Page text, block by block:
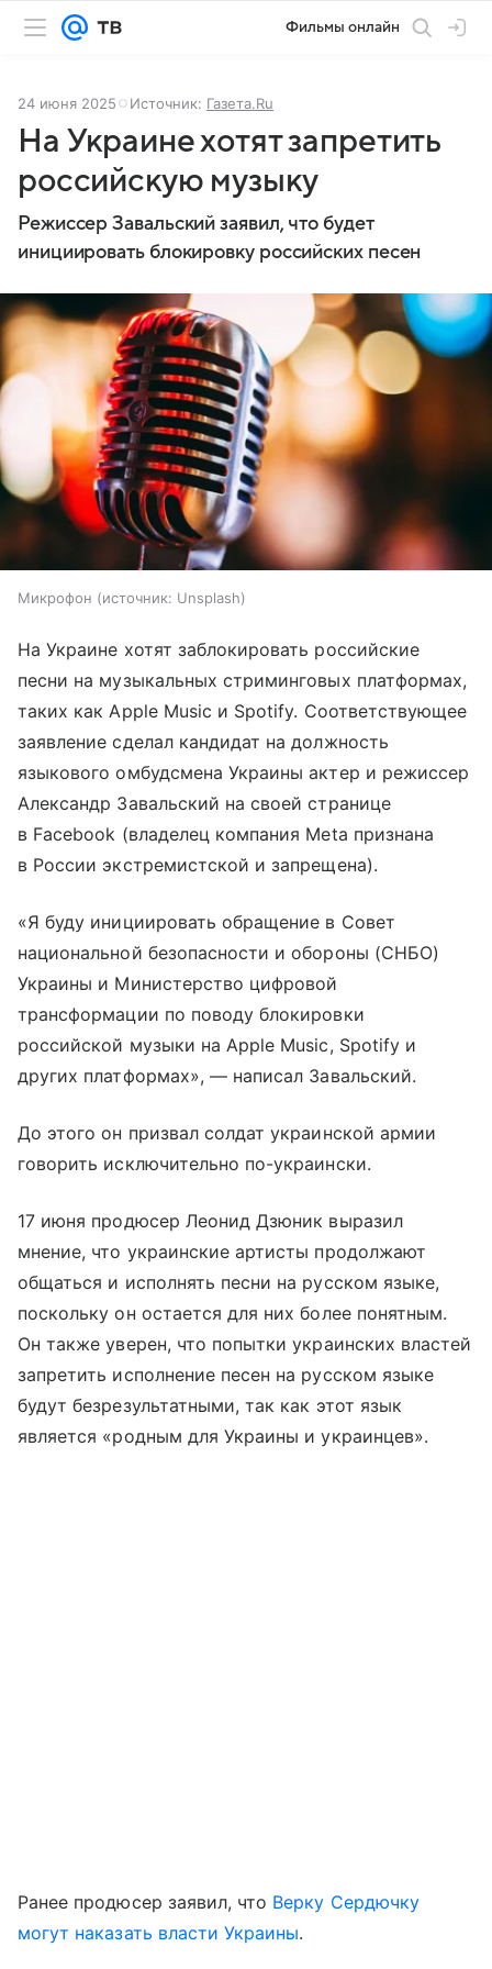
Фильмы онлайн
24 июня 2025 Источник: Газета.Ru
На Украине хотят запретить
российскую музыку
Режиссер Завальский заявил, что будет
инициировать блокировку российских песен
Микрофон источник: Unsplash
На Украине хотят заблокировать российские
песни на музыкальных стриминговых платформах,
таких как Apple Music и Spotify. Соответствующее
заявление сделал кандидат на должность
языкового омбудсмена Украины актер и режиссер
Александр Завальский на своей странице
в Facebook (владелец компания Meta признана
в России экстремистской и запрещена).
«Я буду инициировать обращение в Совет
национальной безопасности и обороны (СНБО)
Украины и Министерство цифровой
трансформации по поводу блокировки
российской музыки на Apple Music, Spotify и
других платформах»‎, — написал Завальский.
До этого он призвал солдат украинской армии
говорить исключительно по-украински.
17 июня продюсер Леонид Дзюник выразил
мнение, что украинские артисты продолжают
общаться и исполнять песни на русском языке,
поскольку он остается для них более понятным.
Он также уверен, что попытки украинских властей
запретить исполнение песен на русском языке
будут безрезультатными, так как этот язык
является «родным для Украины и украинцев».
Ранее продюсер заявил, что Верку Сердючку
могут наказать власти Украины.